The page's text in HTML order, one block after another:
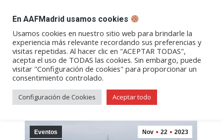
Abrir
enlace
en
una
ventana/pestaña
Abrir
enlace
en
una
ventana/pestaña
Abrir
enlace
en
una
ventana/pestaña
Abrir
enlace
en
una
Abrir
enlace
en
una
Archivos diarios:22/11/2023
Nov 22 2023
Eventos
En AAFMadrid usamos cookies
Usamos cookies en nuestro sitio web para brindarle la
experiencia más relevante recordando sus preferencias y
visitas repetidas. Al hacer clic en "ACEPTAR TODAS",
acepta el uso de TODAS las cookies. Sin embargo, puede
visitar "Configuración de cookies" para proporcionar un
consentimiento controlado.
Configuración de Cookies Aceptar todo